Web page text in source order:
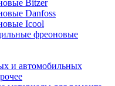
Bitzer
Danfoss
Icool
фреоновые
и автомобильных